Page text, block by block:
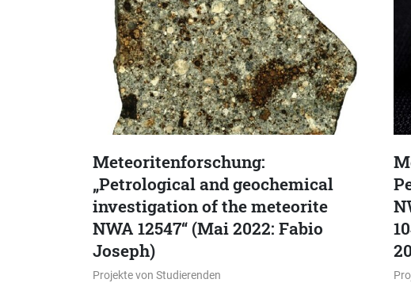
Meteoritenforschung:
„Petrological and geochemical
investigation of the meteorite
NWA 12547“ (Mai 2022: Fabio
Joseph)
Projekte von Studierenden